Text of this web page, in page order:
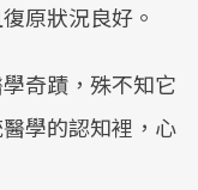
原狀況良好。
奇蹟，殊不知它
學的認知裡，心